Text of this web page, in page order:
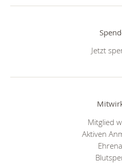
Jetzt
Mitglied
Aktiven